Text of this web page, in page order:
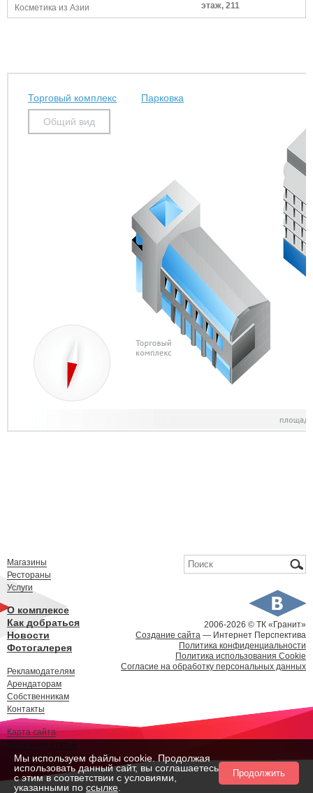
Косметика из Азии
этаж, 211
Торговый комплекс Парковка
Общий вид
2006-2026 © ТК «Гранит»
Создание сайта — Интернет Перспектива
Политика конфиденциальности
Политика использования Cookie
Согласие на обработку персональных данных
Форма поиска
Поиск
Магазины
Рестораны
Услуги
О комплексе
Как добраться
Новости
Фотогалерея
Рекламодателям
Арендаторам
Собственникам
Контакты
Карта сайта
Полезные статьи
Мы используем файлы cookie. Продолжая
использовать данный сайт, вы соглашаетесь
с этим в соответствии с условиями,
указанными по ссылке
Продолжить